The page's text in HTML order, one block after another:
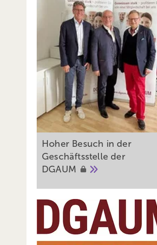
Hoher Besuch in der
Geschäftsstelle der
DGAUM